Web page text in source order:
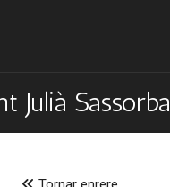
Julià Sassorba